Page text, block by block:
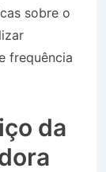
sobre o
frequência
da